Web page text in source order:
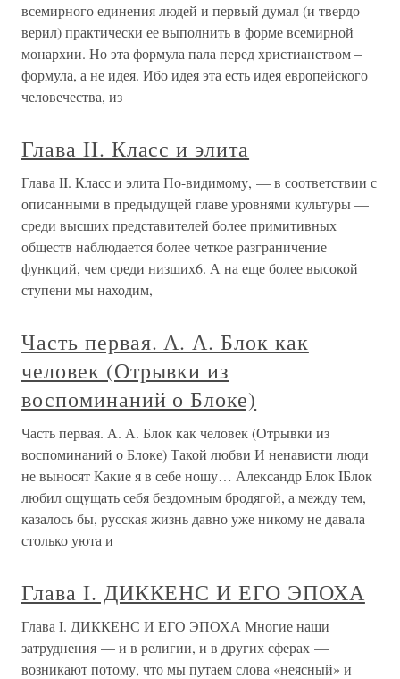
всемирного единения людей и первый думал (и твердо
верил) практически ее выполнить в форме всемирной
монархии. Но эта формула пала перед христианством –
формула, а не идея. Ибо идея эта есть идея европейского
человечества, из
Глава II. Класс и элита
Глава II. Класс и элита По-видимому, — в соответствии с
описанными в предыдущей главе уровнями культуры —
среди высших представителей более примитивных
обществ наблюдается более четкое разграничение
функций, чем среди низших6. А на еще более высокой
ступени мы находим,
Часть первая. А. А. Блок как
человек (Отрывки из
воспоминаний о Блоке)
Часть первая. А. А. Блок как человек (Отрывки из
воспоминаний о Блоке) Такой любви И ненависти люди
не выносят Какие я в себе ношу… Александр Блок IБлок
любил ощущать себя бездомным бродягой, а между тем,
казалось бы, русская жизнь давно уже никому не давала
столько уюта и
Глава I. ДИККЕНС И ЕГО ЭПОХА
Глава I. ДИККЕНС И ЕГО ЭПОХА Многие наши
затруднения — и в религии, и в других сферах —
возникают потому, что мы путаем слова «неясный» и